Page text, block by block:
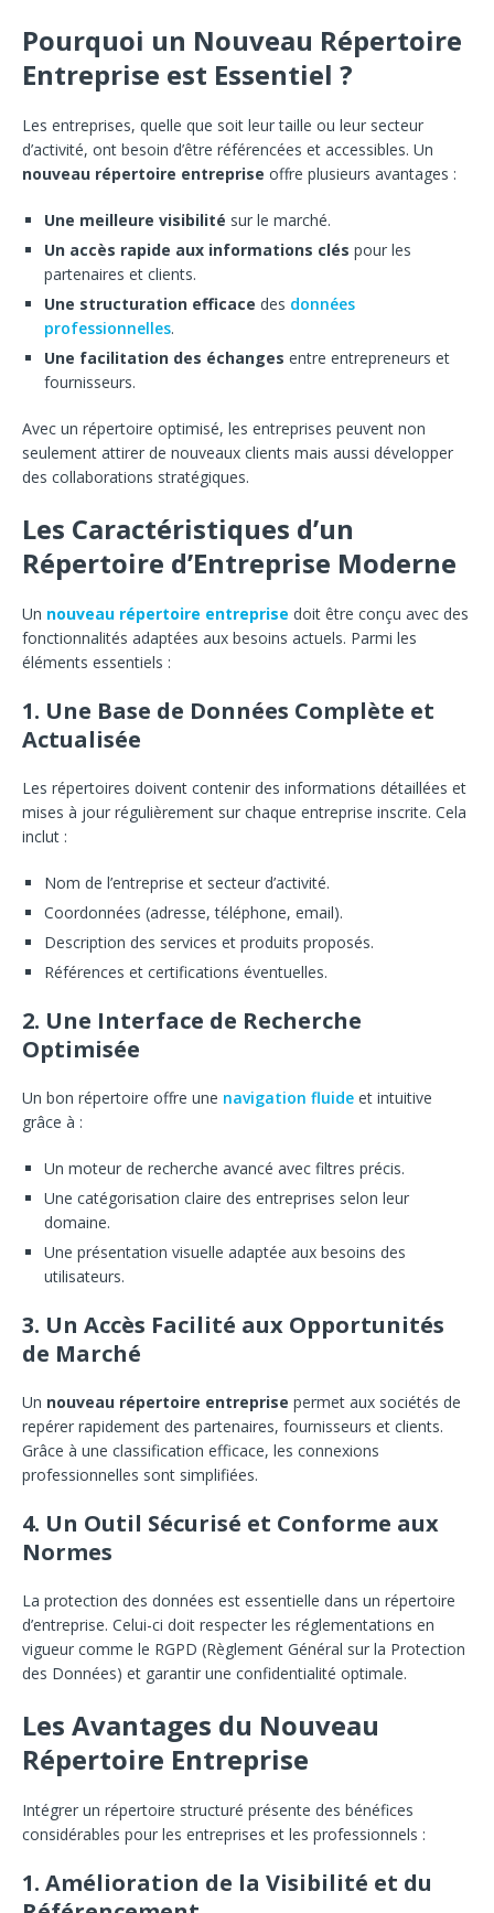
Pourquoi un Nouveau Répertoire
Entreprise est Essentiel ?
Les entreprises, quelle que soit leur taille ou leur secteur
d’activité, ont besoin d’être référencées et accessibles. Un
nouveau répertoire entreprise offre plusieurs avantages :
Une meilleure visibilité sur le marché.
Un accès rapide aux informations clés pour les
partenaires et clients.
Une structuration efficace des données
professionnelles.
Une facilitation des échanges entre entrepreneurs et
fournisseurs.
Avec un répertoire optimisé, les entreprises peuvent non
seulement attirer de nouveaux clients mais aussi développer
des collaborations stratégiques.
Les Caractéristiques d’un
Répertoire d’Entreprise Moderne
Un nouveau répertoire entreprise doit être conçu avec des
fonctionnalités adaptées aux besoins actuels. Parmi les
éléments essentiels :
1. Une Base de Données Complète et
Actualisée
Les répertoires doivent contenir des informations détaillées et
mises à jour régulièrement sur chaque entreprise inscrite. Cela
inclut :
Nom de l’entreprise et secteur d’activité.
Coordonnées (adresse, téléphone, email).
Description des services et produits proposés.
Références et certifications éventuelles.
2. Une Interface de Recherche
Optimisée
Un bon répertoire offre une navigation fluide et intuitive
grâce à :
Un moteur de recherche avancé avec filtres précis.
Une catégorisation claire des entreprises selon leur
domaine.
Une présentation visuelle adaptée aux besoins des
utilisateurs.
3. Un Accès Facilité aux Opportunités
de Marché
Un nouveau répertoire entreprise permet aux sociétés de
repérer rapidement des partenaires, fournisseurs et clients.
Grâce à une classification efficace, les connexions
professionnelles sont simplifiées.
4. Un Outil Sécurisé et Conforme aux
Normes
La protection des données est essentielle dans un répertoire
d’entreprise. Celui-ci doit respecter les réglementations en
vigueur comme le RGPD (Règlement Général sur la Protection
des Données) et garantir une confidentialité optimale.
Les Avantages du Nouveau
Répertoire Entreprise
Intégrer un répertoire structuré présente des bénéfices
considérables pour les entreprises et les professionnels :
1. Amélioration de la Visibilité et du